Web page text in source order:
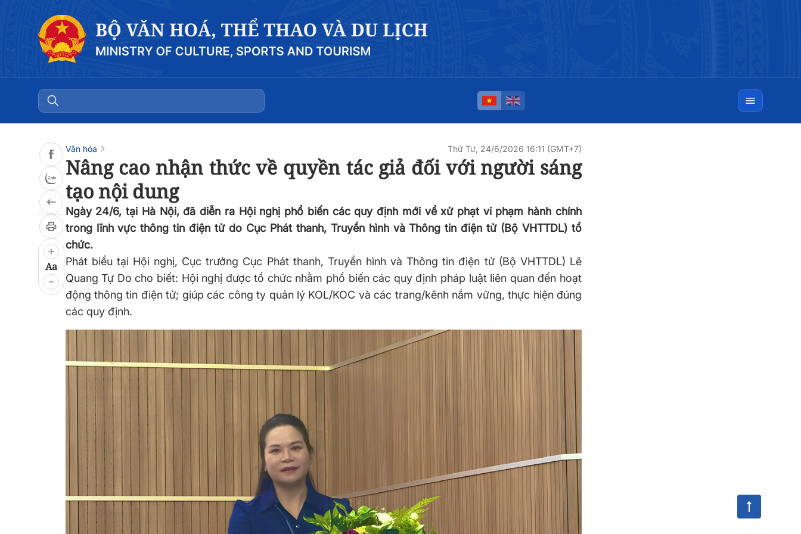
Aa
Văn hóa Thứ Tư, 24/6/2026 16:11 (GMT+7)
Nâng cao nhận thức về quyền tác giả đối với người sáng
tạo nội dung
Ngày 24/6, tại Hà Nội, đã diễn ra Hội nghị phổ biến các quy định mới về xử phạt vi phạm hành chính
trong lĩnh vực thông tin điện tử do Cục Phát thanh, Truyền hình và Thông tin điện tử (Bộ VHTTDL) tổ
chức.
Phát biểu tại Hội nghị, Cục trưởng Cục Phát thanh, Truyền hình và Thông tin điện tử (Bộ VHTTDL) Lê
Quang Tự Do cho biết: Hội nghị được tổ chức nhằm phổ biến các quy định pháp luật liên quan đến hoạt
động thông tin điện tử; giúp các công ty quản lý KOL/KOC và các trang/kênh nắm vững, thực hiện đúng
các quy định.
0:00 0:00